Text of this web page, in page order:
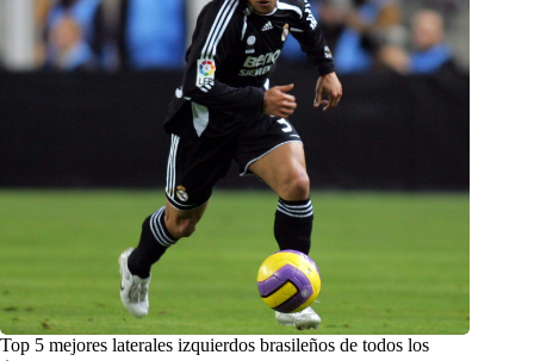
Top 5 mejores laterales izquierdos brasileños de todos los